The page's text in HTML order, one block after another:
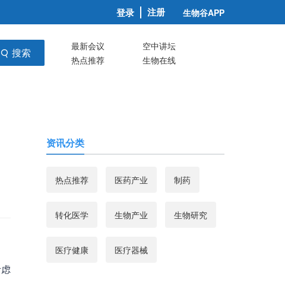
登录 注册 生物谷APP
搜索 最新会议
空中讲坛
热点推荐
生物在线
资讯分类
热点推荐 医药产业 制药
转化医学 生物产业 生物研究
医疗健康 医疗器械